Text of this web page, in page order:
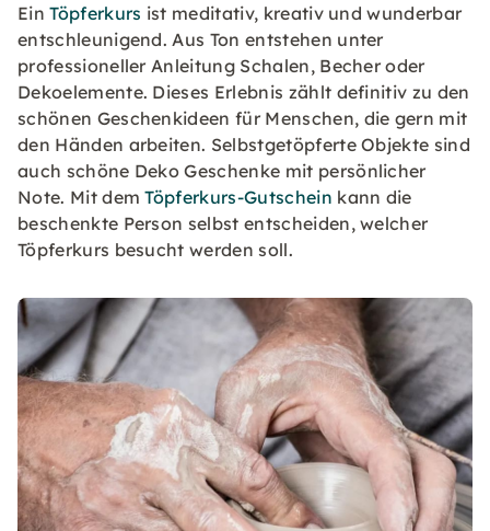
EinTöpferkurs ist meditativ, kreativ und wunderbar
entschleunigend. Aus Ton entstehen unter
professioneller Anleitung Schalen, Becher oder
Dekoelemente. Dieses Erlebnis zählt definitiv zu den
schönen Geschenkideen für Menschen, die gern mit
den Händen arbeiten. Selbstgetöpferte Objekte sind
auch schöne Deko Geschenke mit persönlicher
Note. Mit demTöpferkurs-Gutschein kann die
beschenkte Person selbst entscheiden, welcher
Töpferkurs besucht werden soll.